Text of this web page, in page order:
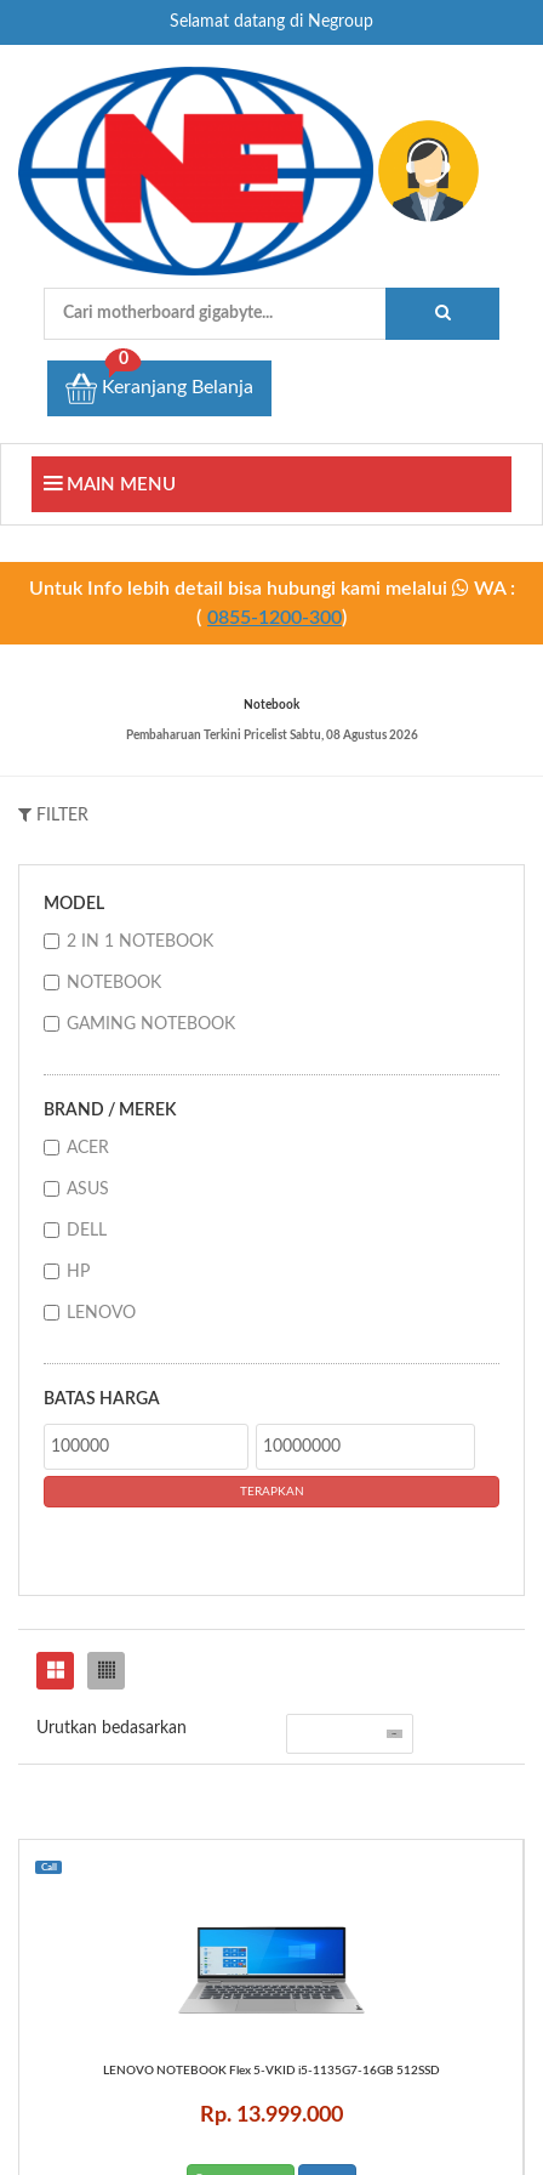
Selamat datang di Negroup
Keranjang Belanja
0
MAIN MENU
Untuk Info lebih detail bisa hubungi kami melalui
WA :
( 0855-1200-300)
Notebook
Pembaharuan Terkini Pricelist Sabtu, 08 Agustus 2026
FILTER
MODEL
2 IN 1 NOTEBOOK
NOTEBOOK
GAMING NOTEBOOK
BRAND / MEREK
ACER
ASUS
DELL
HP
LENOVO
BATAS HARGA
Urutkan bedasarkan
Call
LENOVO NOTEBOOK Flex 5-VKID i5-1135G7-16GB 512SSD
Rp. 13.999.000